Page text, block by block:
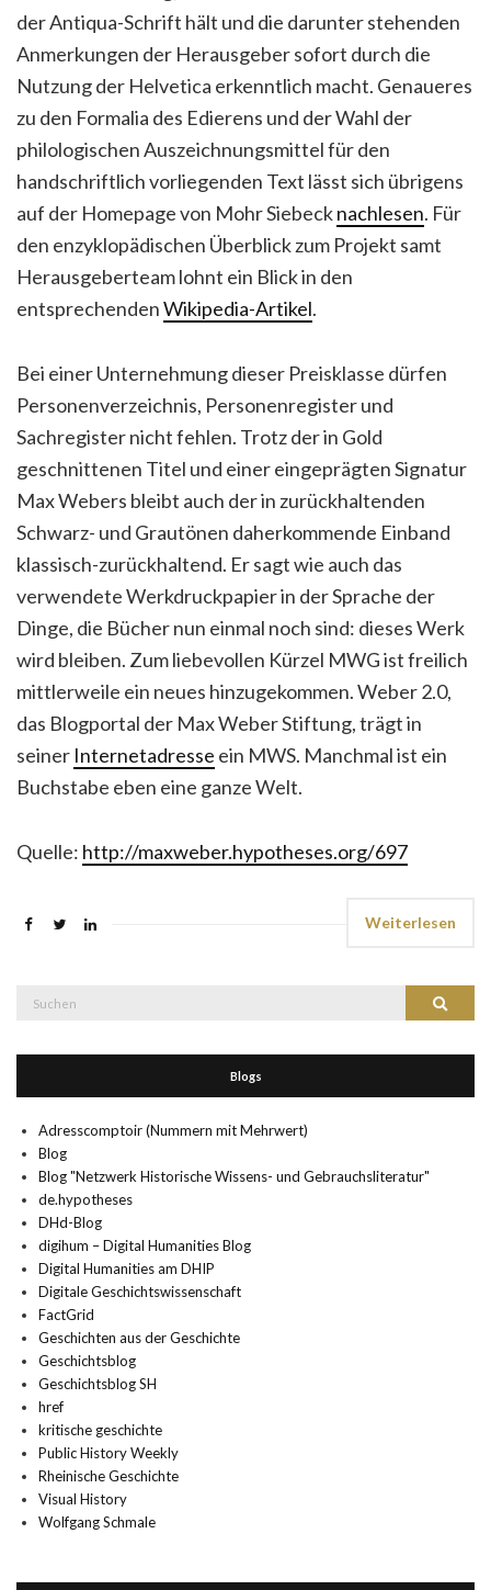
der Antiqua-Schrift hält und die darunter stehenden
Anmerkungen der Herausgeber sofort durch die
Nutzung der Helvetica erkenntlich macht. Genaueres
zu den Formalia des Edierens und der Wahl der
philologischen Auszeichnungsmittel für den
handschriftlich vorliegenden Text lässt sich übrigens
auf der Homepage von Mohr Siebecknachlesen. Für
den enzyklopädischen Überblick zum Projekt samt
Herausgeberteam lohnt ein Blick in den
entsprechendenWikipedia-Artikel.
Bei einer Unternehmung dieser Preisklasse dürfen
Personenverzeichnis, Personenregister und
Sachregister nicht fehlen. Trotz der in Gold
geschnittenen Titel und einer eingeprägten Signatur
Max Webers bleibt auch der in zurückhaltenden
Schwarz- und Grautönen daherkommende Einband
klassisch-zurückhaltend. Er sagt wie auch das
verwendete Werkdruckpapier in der Sprache der
Dinge, die Bücher nun einmal noch sind: dieses Werk
wird bleiben. Zum liebevollen Kürzel MWG ist freilich
mittlerweile ein neues hinzugekommen. Weber 2.0,
das Blogportal der Max Weber Stiftung, trägt in
seiner Internetadresse ein MWS. Manchmal ist ein
Buchstabe eben eine ganze Welt.
Quelle: http://maxweber.hypotheses.org/697
Weiterlesen
Suchen
Blogs
Adresscomptoir (Nummern mit Mehrwert)
Blog
Blog "Netzwerk Historische Wissens- und Gebrauchsliteratur"
de.hypotheses
DHd-Blog
digihum – Digital Humanities Blog
Digital Humanities am DHIP
Digitale Geschichtswissenschaft
FactGrid
Geschichten aus der Geschichte
Geschichtsblog
Geschichtsblog SH
href
kritische geschichte
Public History Weekly
Rheinische Geschichte
Visual History
Wolfgang Schmale